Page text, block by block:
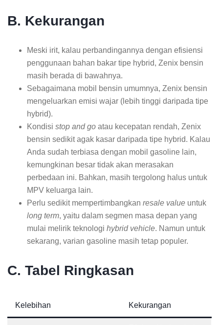
B. Kekurangan
Meski irit, kalau perbandingannya dengan efisiensi
penggunaan bahan bakar tipe hybrid, Zenix bensin
masih berada di bawahnya.
Sebagaimana mobil bensin umumnya, Zenix bensin
mengeluarkan emisi wajar (lebih tinggi daripada tipe
hybrid).
Kondisi stop and go atau kecepatan rendah, Zenix
bensin sedikit agak kasar daripada tipe hybrid. Kalau
Anda sudah terbiasa dengan mobil gasoline lain,
kemungkinan besar tidak akan merasakan
perbedaan ini. Bahkan, masih tergolong halus untuk
MPV keluarga lain.
Perlu sedikit mempertimbangkan resale value untuk
long term, yaitu dalam segmen masa depan yang
mulai melirik teknologi hybrid vehicle. Namun untuk
sekarang, varian gasoline masih tetap populer.
C. Tabel Ringkasan
Kelebihan Kekurangan